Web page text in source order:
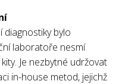
bylo
laboratoře nesmí
Je nezbytné udržovat
in-house metod, jejichž